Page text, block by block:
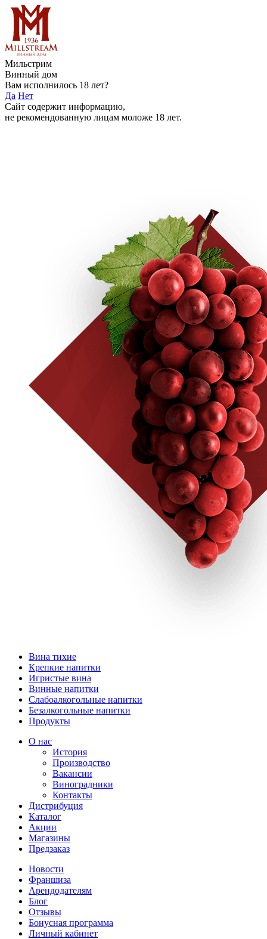
Мильстрим
Винный дом
Вам исполнилось 18 лет?
Да Нет
Сайт содержит информацию,
не рекомендованную лицам моложе 18 лет.
Вина тихие
Крепкие напитки
Игристые вина
Винные напитки
Слабоалкогольные напитки
Безалкогольные напитки
Продукты
О нас
История
Производство
Вакансии
Виноградники
Контакты
Дистрибуция
Каталог
Акции
Магазины
Предзаказ
Новости
Франшиза
Арендодателям
Блог
Отзывы
Бонусная программа
Личный кабинет